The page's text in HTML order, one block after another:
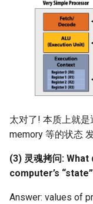
太对了! 本质上就是
memory 等的状态
(3) 灵魂拷问:
computer’s
Answer: values of